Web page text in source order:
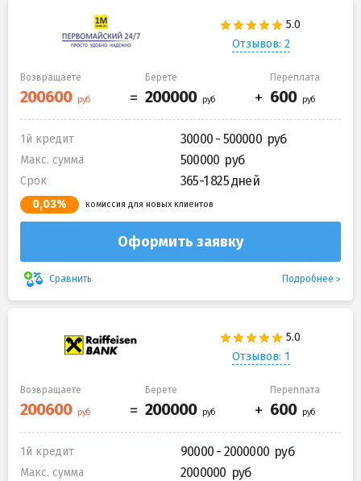
Отзывов: 2
Возвращаете Берете Переплата
1й кредит 30000 - 500000
Макс. сумма 500000
Срок 365-1 825 дней
0,03% комиссия для новых клиентов
Оформить заявку
Сравнить Подробнее
Отзывов: 1
Возвращаете Берете Переплата
1й кредит 90000 - 2000000
Макс. сумма 2000000